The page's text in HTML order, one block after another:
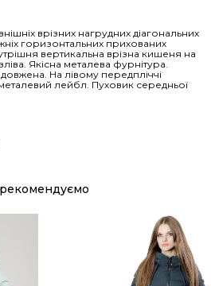
врізних нагрудних діагональних
горизонтальних прихованих
вертикальна врізна кишеня на
Якісна металева фурнітура.
На лівому передпліччі
лейбл. Пуховик середньої